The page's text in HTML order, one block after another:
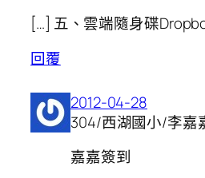
[…] 五、雲端隨身碟
回覆
2012-04-28
304/西湖國小/李嘉
嘉嘉簽到